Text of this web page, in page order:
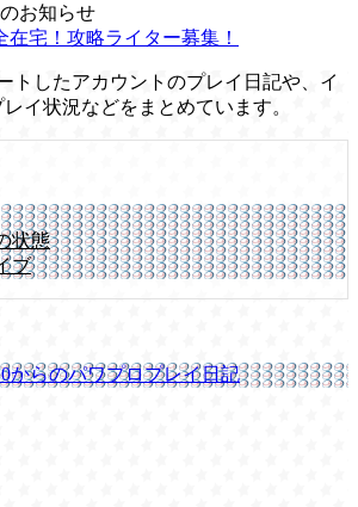
お知らせ
在宅！攻略ライター募集！
トしたアカウントのプレイ日記や、イ
イ状況などをまとめています。
状態
ブ
からのパワプロプレイ日記